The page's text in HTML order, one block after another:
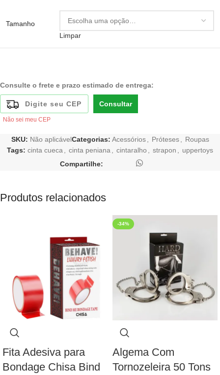
Tamanho
Limpar
Consulte o frete e prazo estimado de entrega:
Consultar
Não sei meu CEP
SKU: Não aplicávelCategorias: Acessórios Próteses
Roupas
Tags: cinta cueca cinta peniana cintaralho strapon
uppertoys
Compartilhe:
Produtos relacionados
Fita Adesiva para
Bondage Chisa Bind
-34%
Algema Com
Tornozeleira 50 Tons